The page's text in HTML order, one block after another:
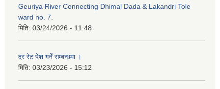
Geuriya River Connecting Dhimal Dada & Lakandri Tole
ward no. 7.
मिति: 03/24/2026 - 11:48
दर रेट पेश गर्ने सम्बन्धमा ।
मिति: 03/23/2026 - 15:12